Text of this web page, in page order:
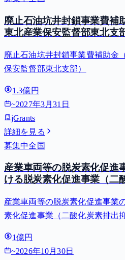
廃止石油坑井封鎖事業費補
東北産業保安監督部東北支
廃止石油坑井封鎖事業費補助金
保安監督部東北支部）
1.3億円
~2027年3月31日
jGrants
詳細を見る
募集中全国
産業車両等の脱炭素化促進
ける脱炭素化促進事業（二
産業車両等の脱炭素化促進事業
素化促進事業（二酸化炭素排出
1億円
~2026年10月30日